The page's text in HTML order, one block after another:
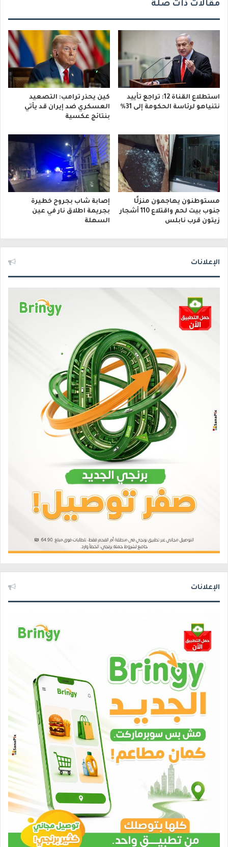
مقالات ذات صلة
استطلاع القناة 12: تراجع تأييد
نتنياهو لرئاسة الحكومة إلى 31%
كين يحذر ترامب: التصعيد
العسكري ضد إيران قد يأتي
بنتائج عكسية
مستوطنون يهاجمون منزلًا
جنوب بيت لحم واقتلاع 110 أشجار
زيتون قرب نابلس
إصابة شاب بجروح خطيرة
بجريمة اطلاق نار في عين
السهلة
الإعلانات
الإعلانات